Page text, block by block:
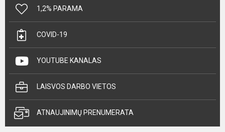
1,2% PARAMA
COVID-19
YOUTUBE KANALAS
LAISVOS DARBO VIETOS
ATNAUJINIMŲ PRENUMERATA